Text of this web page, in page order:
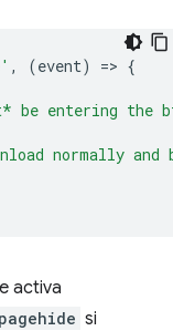
, (event) => {
be entering the
normally and
activa
pagehide si